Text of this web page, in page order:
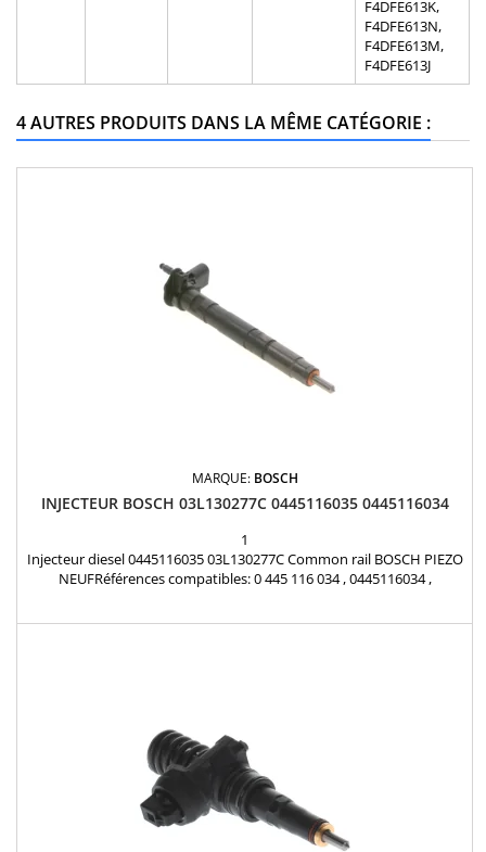
F4DFE613K,
F4DFE613N,
F4DFE613M,
F4DFE613J
4 AUTRES PRODUITS DANS LA MÊME CATÉGORIE :
MARQUE: BOSCH
INJECTEUR BOSCH 03L130277C 0445116035 0445116034
1
Injecteur diesel 0445116035 03L130277C Common rail BOSCH PIEZO
NEUFRéférences compatibles: 0 445 116 034 , 0445116034 ,